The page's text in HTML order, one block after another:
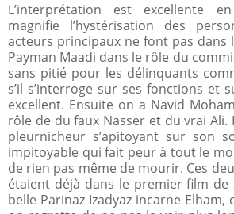
L’interprétation est excellente
magnifie l’hystérisation des
acteurs principaux ne font pas dans
Payman Maadi dans le rôle du
sans pitié pour les délinquants
s’il s’interroge sur ses fonctions et
excellent. Ensuite on a Navid
rôle de du faux Nasser et du vrai Ali.
pleurnicheur s’apitoyant sur son
impitoyable qui fait peur à tout le
de rien pas même de mourir. Ces
étaient déjà dans le premier film de
belle Parinaz Izadyaz incarne Elham,